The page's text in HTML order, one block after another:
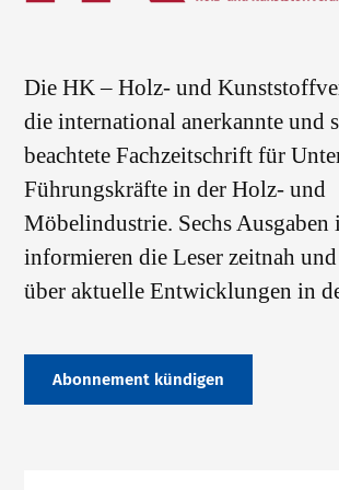
Die HK – Holz- und
die international anerkannte und
beachtete Fachzeitschrift für
Führungskräfte in der Holz- und
Möbelindustrie. Sechs Ausgaben
informieren die Leser zeitnah
über aktuelle Entwicklungen in
Abonnement kündigen